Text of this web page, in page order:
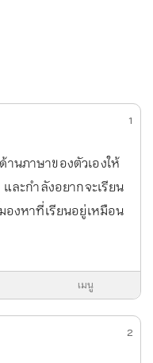
1
นภาษาของตัวเองให้
ละกำลังอยากจะเรียน
งหาที่เรียนอยู่เหมือน
เมนู
2